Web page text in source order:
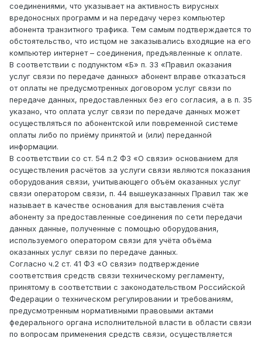
соединениями, что указывает на активность вирусных
вредоносных программ и на передачу через компьютер
абонента транзитного трафика. Тем самым подтверждается то
обстоятельство, что истцом не заказывались входящие на его
компьютер интернет – соединения, предъявленные к оплате.
В соответствии с подпунктом «Б» п. 33 «Правил оказания
услуг связи по передаче данных» абонент вправе отказаться
от оплаты не предусмотренных договором услуг связи по
передаче данных, предоставленных без его согласия, а в п. 35
указано, что оплата услуг связи по передаче данных может
осуществляться по абонентской или повременной системе
оплаты либо по приёму принятой и (или) переданной
информации.
В соответствии со ст. 54 п.2 ФЗ «О связи» основанием для
осуществления расчётов за услуги связи являются показания
оборудования связи, учитывающего объём оказанных услуг
связи оператором связи, п. 44 вышеуказанных Правил так же
называет в качестве основания для выставления счёта
абоненту за предоставленные соединения по сети передачи
данных данные, полученные с помощью оборудования,
используемого оператором связи для учёта объёма
оказанных услуг связи по передаче данных.
Согласно ч.2 ст. 41 ФЗ «О связи» подтверждение
соответствия средств связи техническому регламенту,
принятому в соответствии с законодательством Российской
Федерации о техническом регулировании и требованиям,
предусмотренным нормативными правовыми актами
федерального органа исполнительной власти в области связи
по вопросам применения средств связи, осуществляется